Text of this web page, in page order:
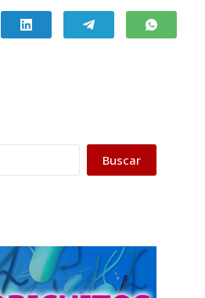
Buscar